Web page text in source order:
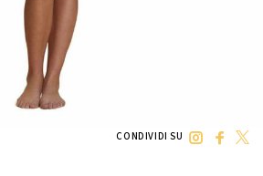
CONDIVIDI SU